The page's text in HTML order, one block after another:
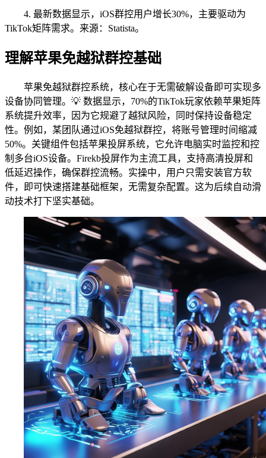
4. 最新数据显示，iOS群控用户增长30%，主要驱动为
TikTok矩阵需求。来源：Statista。
理解苹果免越狱群控基础
苹果免越狱群控系统，核心在于无需破解设备即可实现多
设备协同管理。💡 数据显示，70%的TikTok玩家依赖苹果矩阵
系统提升效率，因为它规避了越狱风险，同时保持设备稳定
性。例如，某团队通过iOS免越狱群控，将账号管理时间缩减
50%。关键组件包括苹果投屏系统，它允许电脑实时监控和控
制多台iOS设备。Firekb投屏作为主流工具，支持高清投屏和
低延迟操作，确保群控流畅。实操中，用户只需安装官方软
件，即可快速搭建基础框架，无需复杂配置。这为后续自动滑
动技术打下坚实基础。